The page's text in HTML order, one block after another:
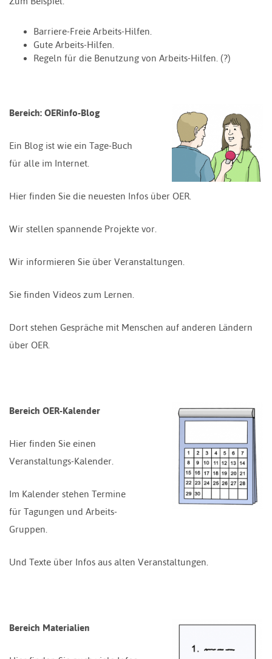
Barriere-Freie Arbeits-Hilfen.
Gute Arbeits-Hilfen.
Regeln für die Benutzung von Arbeits-Hilfen. (?)
Bereich: OERinfo-Blog
Ein Blog ist wie ein Tage-Buch
für alle im Internet.
Hier finden Sie die neuesten Infos über OER.
Wir stellen spannende Projekte vor.
Wir informieren Sie über Veranstaltungen.
Sie finden Videos zum Lernen.
Dort stehen Gespräche mit Menschen auf anderen Ländern
über OER.
Bereich OER-Kalender
Hier finden Sie einen
Veranstaltungs-Kalender.
Im Kalender stehen Termine
für Tagungen und Arbeits-
Gruppen.
Und Texte über Infos aus alten Veranstaltungen.
Bereich Materialien